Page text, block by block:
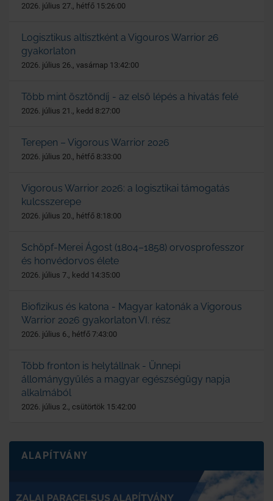
2026. július 27., hétfő 15:26:00
Logisztikus altisztként a Vigouros Warrior 26
gyakorlaton
2026. július 26., vasárnap 13:42:00
Több mint ösztöndíj - az első lépés a hivatás felé
2026. július 21., kedd 8:27:00
Terepen – Vigorous Warrior 2026
2026. július 20., hétfő 8:33:00
Vigorous Warrior 2026: a logisztikai támogatás
kulcsszerepe
2026. július 20., hétfő 8:18:00
Schöpf-Merei Ágost (1804–1858) orvosprofesszor
és honvédorvos élete
2026. július 7., kedd 14:35:00
Biofizikus és katona - Magyar katonák a Vigorous
Warrior 2026 gyakorlaton VI. rész
2026. július 6., hétfő 7:43:00
Több fronton is helytállnak - Ünnepi
állománygyűlés a magyar egészségügy napja
alkalmából
2026. július 2., csütörtök 15:42:00
ALAPÍTVÁNY